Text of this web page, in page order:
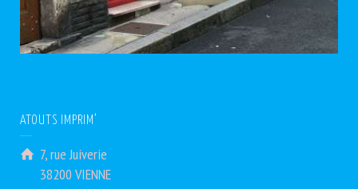
ATOUTS IMPRIM’
7, rue Juiverie
38200 VIENNE